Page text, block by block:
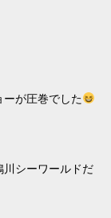
が圧巻でした
川シーワールドだ